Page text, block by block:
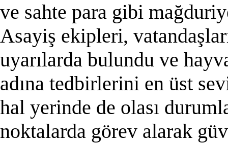
ve sahte para gibi
Asayiş ekipleri,
uyarılarda bulundu ve
adına tedbirlerini en üst
hal yerinde de olası
noktalarda görev alarak